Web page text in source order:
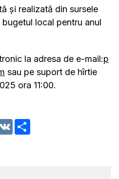
și realizată din sursele
local pentru anul
la adresa de e-mail:p
sau pe suport de hîrtie
ora 11:00.
VK